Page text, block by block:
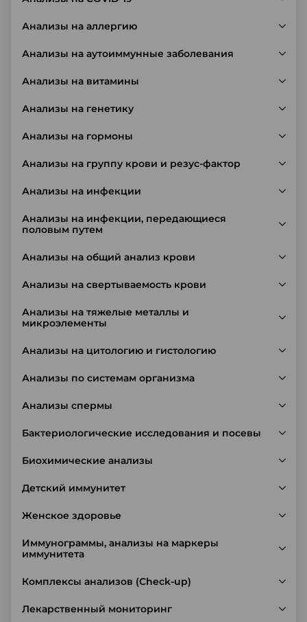
Анализы на аллергию
Анализы на аутоиммунные заболевания
Анализы на витамины
Анализы на генетику
Анализы на гормоны
Анализы на группу крови и резус-фактор
Анализы на инфекции
Анализы на инфекции, передающиеся
половым путем
Анализы на общий анализ крови
Анализы на свертываемость крови
Анализы на тяжелые металлы и
микроэлементы
Анализы на цитологию и гистологию
Анализы по системам организма
Анализы спермы
Бактериологические исследования и посевы
Биохимические анализы
Детский иммунитет
Женское здоровье
Иммунограммы, анализы на маркеры
иммунитета
Комплексы анализов (Check-up)
Лекарственный мониторинг